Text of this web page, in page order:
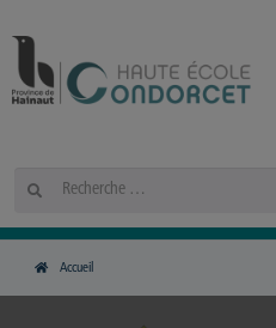
Rechercher
Accueil